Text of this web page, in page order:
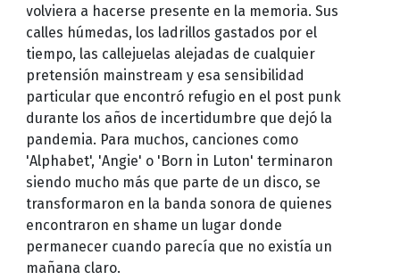
volviera a hacerse presente en la memoria. Sus
calles húmedas, los ladrillos gastados por el
tiempo, las callejuelas alejadas de cualquier
pretensión mainstream y esa sensibilidad
particular que encontró refugio en el post punk
durante los años de incertidumbre que dejó la
pandemia. Para muchos, canciones como
'Alphabet', 'Angie' o 'Born in Luton' terminaron
siendo mucho más que parte de un disco, se
transformaron en la banda sonora de quienes
encontraron en shame un lugar donde
permanecer cuando parecía que no existía un
mañana claro.